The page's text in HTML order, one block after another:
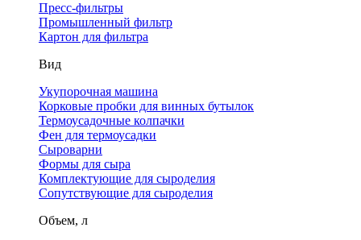
Пресс-фильтры
Промышленный фильтр
Картон для фильтра
Вид
Укупорочная машина
Корковые пробки для винных бутылок
Термоусадочные колпачки
Фен для термоусадки
Сыроварни
Формы для сыра
Комплектующие для сыроделия
Сопутствующие для сыроделия
Объем, л